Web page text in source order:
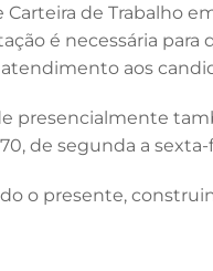
Carteira de Trabalho
é necessária para
aos
presencialmente
de segunda a sexta-
o presente,